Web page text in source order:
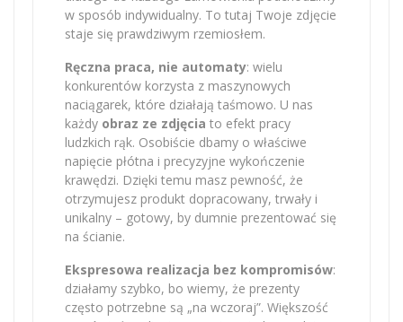
w sposób indywidualny. To tutaj Twoje zdjęcie
staje się prawdziwym rzemiosłem.
Ręczna praca, nie automaty: wielu
konkurentów korzysta z maszynowych
naciągarek, które działają taśmowo. U nas
każdy obraz ze zdjęcia to efekt pracy
ludzkich rąk. Osobiście dbamy o właściwe
napięcie płótna i precyzyjne wykończenie
krawędzi. Dzięki temu masz pewność, że
otrzymujesz produkt dopracowany, trwały i
unikalny – gotowy, by dumnie prezentować się
na ścianie.
Ekspresowa realizacja bez kompromisów:
działamy szybko, bo wiemy, że prezenty
często potrzebne są „na wczoraj”. Większość